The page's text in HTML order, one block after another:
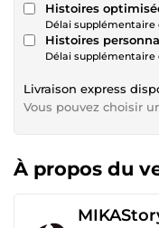
Histoires
Délai supplémentaire
Histoires
Délai supplémentaire
Livraison express
Vous pouvez choisir
À propos du